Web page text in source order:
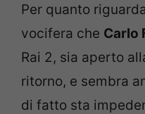
Per quanto
vocifera che Carlo
Rai 2, sia aperto
ritorno, e sembra
di fatto sta